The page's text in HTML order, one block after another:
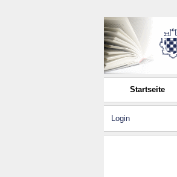
Startseite
Login